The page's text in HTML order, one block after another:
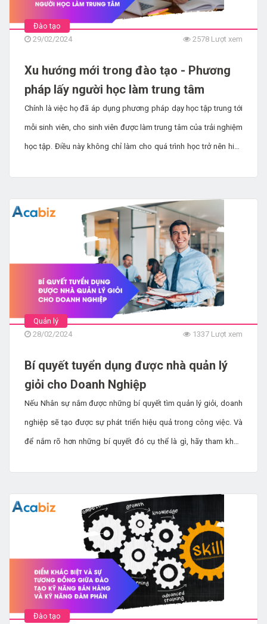
Đào tạo
29/02/2024
2578 Lượt xem
Xu hướng mới trong đào tạo - Phương
pháp lấy người học làm trung tâm
Chính là việc họ đã áp dụng phương pháp dạy học tập trung tới
mỗi sinh viên, cho sinh viên được làm trung tâm của trải nghiệm
học tập. Điều này không chỉ làm cho quá trình học trở nên hiệu
dậy được tiềm năng cá nhân, đồng thời khuyến khích sự tham
gia tích cực vào quá trình học tập của sinh viên. Cùng tìm hiểu
phương pháp học tập lấy người học làm trung tâm qua bài viết
Quản lý
28/02/2024
1337 Lượt xem
Bí quyết tuyển dụng được nhà quản lý
giỏi cho Doanh Nghiệp
Nếu Nhân sự nắm được những bí quyết tìm quản lý giỏi, doanh
nghiệp sẽ tạo được sự phát triển hiệu quả trong công việc. Và
để nắm rõ hơn những bí quyết đó cụ thể là gì, hãy tham khảo
Đào tạo